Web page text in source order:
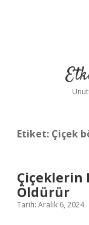
Etiket: Çiçek
Çiçeklerin
Öldürür
Tarih: Aralık 6, 2024